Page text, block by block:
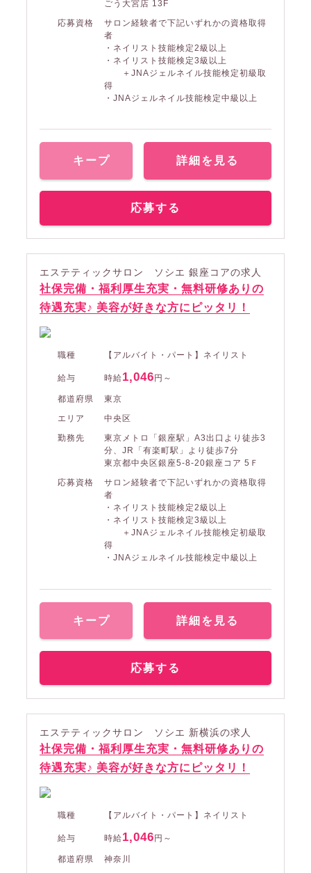
ごう大宮店 13F
応募資格
サロン経験者で下記いずれかの資格取得
者
・ネイリスト技能検定2級以上
・ネイリスト技能検定3級以上
＋JNAジェルネイル技能検定初級取
得
・JNAジェルネイル技能検定中級以上
キープ 詳細を見る
応募する
エステティックサロン ソシエ 銀座コアの求人
社保完備・福利厚生充実・無料研修ありの
待遇充実♪ 美容が好きな方にピッタリ！
職種 【アルバイト・パート】ネイリスト
給与 時給1,046 円～
都道府県
東京
エリア
中央区
勤務先
東京メトロ「銀座駅」A3出口より徒歩3
分、JR「有楽町駅」より徒歩7分
東京都中央区銀座5-8-20銀座コア 5Ｆ
応募資格
サロン経験者で下記いずれかの資格取得
者
・ネイリスト技能検定2級以上
・ネイリスト技能検定3級以上
＋JNAジェルネイル技能検定初級取
得
・JNAジェルネイル技能検定中級以上
キープ 詳細を見る
応募する
エステティックサロン ソシエ 新横浜の求人
社保完備・福利厚生充実・無料研修ありの
待遇充実♪ 美容が好きな方にピッタリ！
職種 【アルバイト・パート】ネイリスト
給与 時給1,046 円～
都道府県 神奈川